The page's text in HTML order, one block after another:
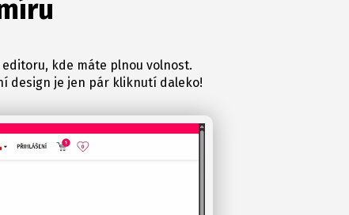
kde máte plnou volnost.
design je jen pár kliknutí daleko!